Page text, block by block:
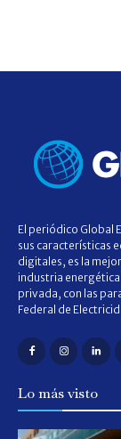
El periódico Global
sus características
digitales, es la
industria energética
privada, con las
Federal de
Lo más visto